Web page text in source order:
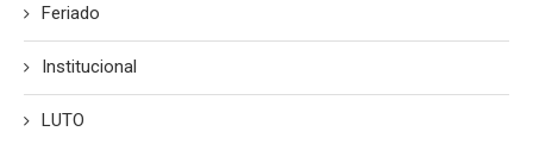
Feriado
Institucional
LUTO